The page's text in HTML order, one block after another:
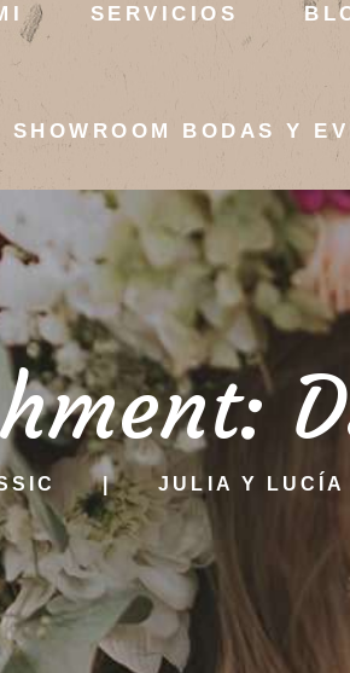
SERVICIOS
SHOWROOM BODAS Y
JULIA Y LUCÍA